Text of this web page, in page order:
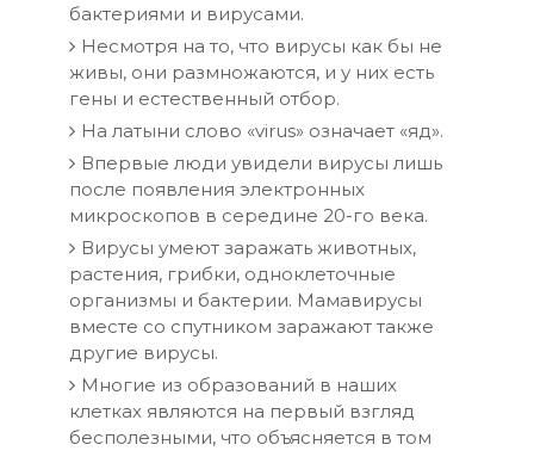
бактериями и вирусами.
Несмотря на то, что вирусы как бы не
живы, они размножаются, и у них есть
гены и естественный отбор.
На латыни слово «virus» означает «яд».
Впервые люди увидели вирусы лишь
после появления электронных
микроскопов в середине 20-го века.
Вирусы умеют заражать животных,
растения, грибки, одноклеточные
организмы и бактерии. Мамавирусы
вместе со спутником заражают также
другие вирусы.
Многие из образований в наших
клетках являются на первый взгляд
бесполезными, что объясняется в том